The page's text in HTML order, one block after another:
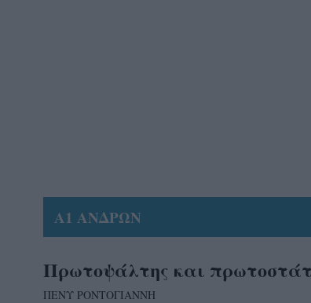
Α1 ΑΝΔΡΩΝ
Πρωτοψάλτης και
ΠΕΝΥ ΡΟΝΤΟΓΙΑΝΝΗ